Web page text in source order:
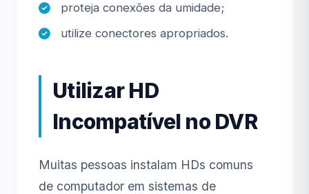
proteja conexões da umidade;
utilize conectores apropriados.
Utilizar HD
Incompatível no DVR
Muitas pessoas instalam HDs comuns
de computador em sistemas de